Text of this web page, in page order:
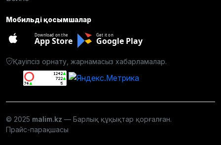
Мобильді қосымшалар
Download on the
App Store
Get it on
Google Play
Қауіпсіз орнату, жарнамасыз хабарламалар.
© 2025 malim.kz — Барлық құқықтар қорғалған.
Прайс-парақшасы